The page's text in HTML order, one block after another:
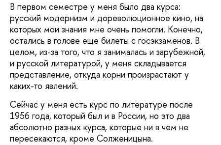
В первом семестре у меня было два курса:
русский модернизм и дореволюционное кино, на
которых мои знания мне очень помогли. Конечно,
остались в голове еще билеты с госэкзаменов. В
целом, из-за того, что я занималась и зарубежной,
и русской литературой, у меня складывается
представление, откуда корни произрастают у
каких-то явлений.
Сейчас у меня есть курс по литературе после
1956 года, который был и в России, но это два
абсолютно разных курса, которые ни в чем не
пересекаются, кроме Солженицына.